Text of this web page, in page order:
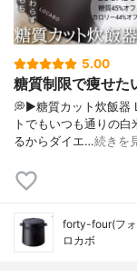
5.00
糖質制限で痩せた
💭▶️糖質カット炊飯器
トでもいつも通りの
るからダイエ…続きを
forty-four(フ
ロカボ